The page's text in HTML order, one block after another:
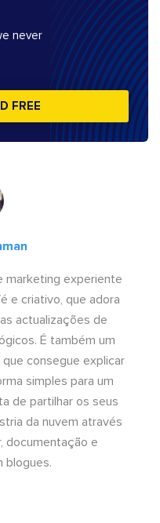
never
FREE
marketing experiente
e criativo, que adora
actualizações de
É também um
consegue explicar
simples para um
de partilhar os seus
da nuvem através
documentação e
blogues.